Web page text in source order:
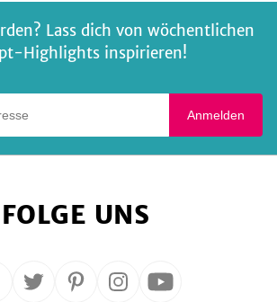
Lass dich von wöchentlichen
Highlights inspirieren!
Anmelden
FOLGE UNS
Folge
Folge Folge Folge